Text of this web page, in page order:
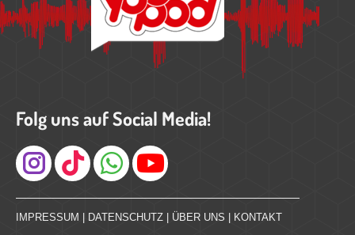
Folg uns auf Social Media!
Instagram
IMPRESSUM | DATENSCHUTZ | ÜBER UNS | KONTAKT